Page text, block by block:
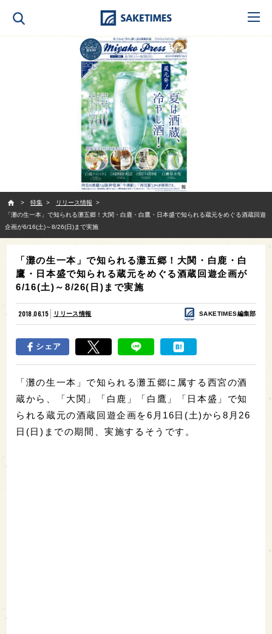
特集
リリース情報
「灘の生一本」で知られる灘五郷！大関・白鹿・白鷹・日本盛で知られる蔵元をめぐる酒蔵回遊
企画が6/16(土)～8/26(日)まで実施
「灘の生一本」で知られる灘五郷！大関・白鹿・白
鷹・日本盛で知られる蔵元をめぐる酒蔵回遊企画が
6/16(土)～8/26(日)まで実施
2018.06.15 リリース情報 SAKETIMES編集部
シェア
「灘の生一本」で知られる灘五郷に属する西宮の酒
蔵から、「大関」「白鹿」「白鷹」「日本盛」で知
られる蔵元の酒蔵回遊企画を6月16日(土)から8月26
日(日)までの期間、実施するそうです。